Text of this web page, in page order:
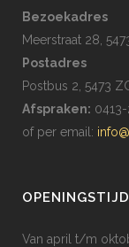
Bezoekadres
Meerstraat 28,
Postadres
Postbus 2, 5473
Afspraken: 0413-
of per email:
Van april t/m